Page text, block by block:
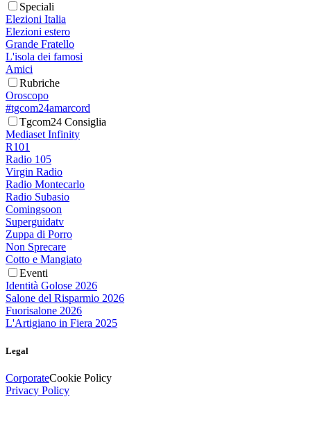
Speciali
Elezioni Italia
Elezioni estero
Grande Fratello
L'isola dei famosi
Amici
Rubriche
Oroscopo
#tgcom24amarcord
Tgcom24 Consiglia
Mediaset Infinity
R101
Radio 105
Virgin Radio
Radio Montecarlo
Radio Subasio
Comingsoon
Superguidatv
Zuppa di Porro
Non Sprecare
Cotto e Mangiato
Eventi
Identità Golose 2026
Salone del Risparmio 2026
Fuorisalone 2026
L'Artigiano in Fiera 2025
Legal
CorporateCookie Policy
Privacy Policy